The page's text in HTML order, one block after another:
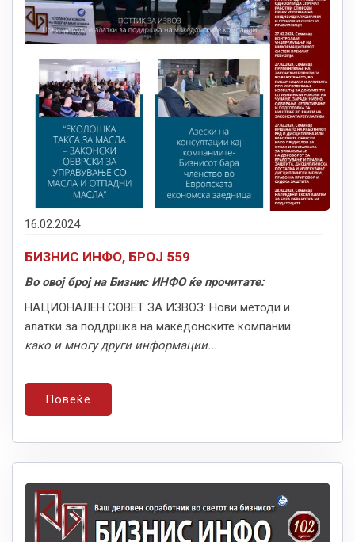
16.02.2024
БИЗНИС ИНФО, БРОЈ 559
Во овој број на Бизнис ИНФО ќе прочитате:
НАЦИОНАЛЕН СОВЕТ ЗА ИЗВОЗ: Нови методи и
алатки за поддршка на македонските компании
како и многу други информации...
Повеќе